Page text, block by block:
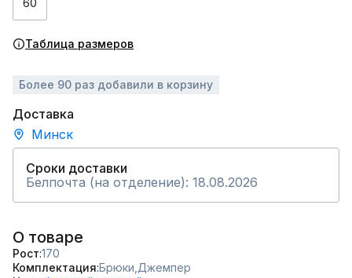
60
Таблица размеров
Более 90 раз добавили в корзину
Доставка
Минск
Сроки доставки
Белпочта (на отделение): 18.08.2026
О товаре
Рост 170
Комплектация Брюки, Джемпер